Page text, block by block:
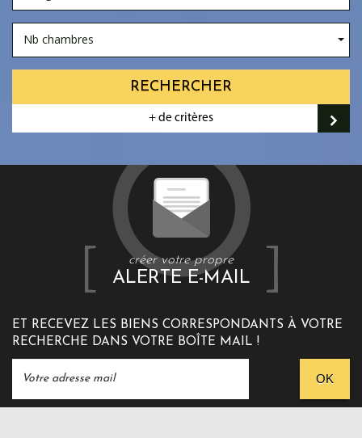
Nb chambres
RECHERCHER
+ de critères
créer votre propre
ALERTE E-MAIL
ET RECEVEZ LES BIENS CORRESPONDANTS À VOTRE
RECHERCHE DANS VOTRE BOÎTE MAIL !
OK